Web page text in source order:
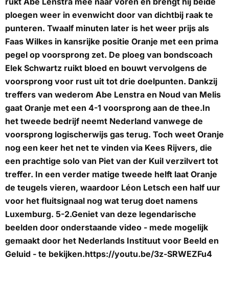
ploegen weer in evenwicht door van dichtbij raak te
punteren. Twaalf minuten later is het weer prijs als
Faas Wilkes in kansrijke positie Oranje met een prima
pegel op voorsprong zet. De ploeg van bondscoach
Elek Schwartz ruikt bloed en bouwt vervolgens de
voorsprong voor rust uit tot drie doelpunten. Dankzij
treffers van wederom Abe Lenstra en Noud van Melis
gaat Oranje met een 4-1 voorsprong aan de thee.In
het tweede bedrijf neemt Nederland vanwege de
voorsprong logischerwijs gas terug. Toch weet Oranje
nog een keer het net te vinden via Kees Rijvers, die
een prachtige solo van Piet van der Kuil verzilvert tot
treffer. In een verder matige tweede helft laat Oranje
de teugels vieren, waardoor Léon Letsch een half uur
voor het fluitsignaal nog wat terug doet namens
Luxemburg. 5-2.Geniet van deze legendarische
beelden door onderstaande video - mede mogelijk
gemaakt door het Nederlands Instituut voor Beeld en
Geluid - te bekijken.https://youtu.be/3z-SRWEZFu4